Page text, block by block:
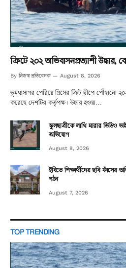
ক্রিটে ২০২ অভিবাসনপ্রত্যাশী উদ্ধার,
By নিজস্ব প্রতিবেদক August 8, 2026
ভূমধ্যসাগর পেরিয়ে গ্রিসের ক্রিট দ্বীপে পৌঁছানো
করেছে দেশটির কর্তৃপক্ষ। উদ্ধার হওয়া…
স্কুলছাত্রীকে লাথি মারার ভিডিও
অভিযোগ
August 8, 2026
ইবিতে শিক্ষার্থীদের ছবি ফাঁসের
গঠন
August 7, 2026
TOP TRENDING